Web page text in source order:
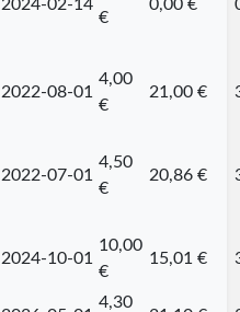
2024-02-14
€
0,00 €
2022-08-01
4,00
€
21,00 €
2022-07-01
4,50
€
20,86 €
2024-10-01
10,00
€
15,01 €
4,30